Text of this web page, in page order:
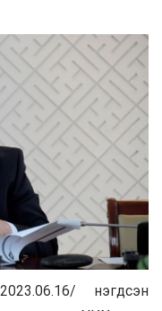
нэгдсэн